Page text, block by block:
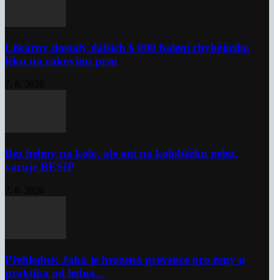
Lékárny dostaly dalších 6 000 balení chybějícího
léku na rakovinu prsu
Bez helmy na kolo, ale ani na koloběžku nelez,
varuje BESIP
Přehledně: Jaká je hrazená prevence pro ženy u
praktika od ledna...